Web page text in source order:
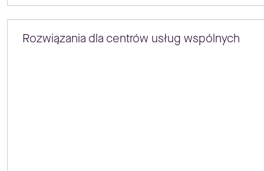
Rozwiązania dla centrów usług wspólnych